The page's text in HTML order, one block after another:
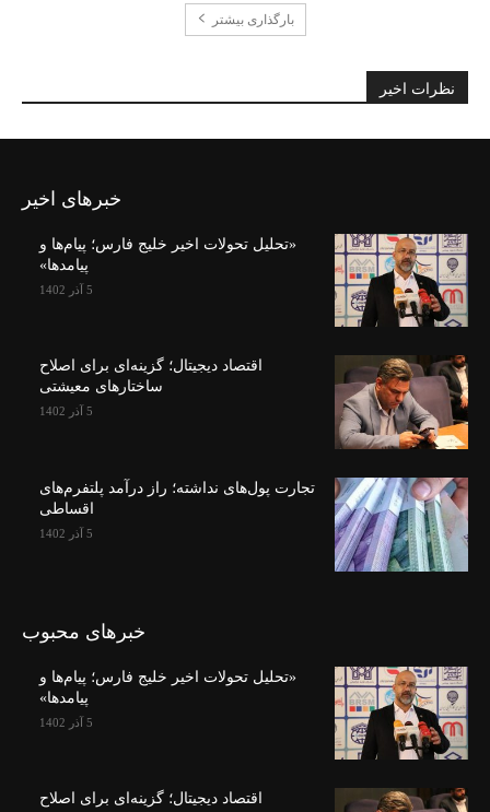
بارگذاری بیشتر
نظرات اخیر
خبرهای اخیر
«تحلیل تحولات اخیر خلیج فارس؛ پیام‌ها و
پیامدها»
5 آذر 1402
اقتصاد دیجیتال؛ گزینه‌ای برای اصلاح
ساختارهای معیشتی
5 آذر 1402
تجارت پول‌های نداشته؛ راز درآمد پلتفرم‌های
اقساطی
5 آذر 1402
خبرهای محبوب
«تحلیل تحولات اخیر خلیج فارس؛ پیام‌ها و
پیامدها»
5 آذر 1402
اقتصاد دیجیتال؛ گزینه‌ای برای اصلاح